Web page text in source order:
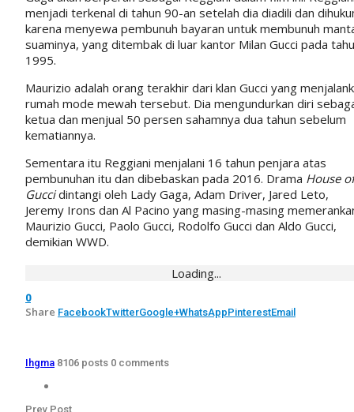
menjadi terkenal di tahun 90-an setelah dia diadili dan
karena menyewa pembunuh bayaran untuk membunuh
suaminya, yang ditembak di luar kantor Milan Gucci pada
1995.
Maurizio adalah orang terakhir dari klan Gucci yang
rumah mode mewah tersebut. Dia mengundurkan diri
ketua dan menjual 50 persen sahamnya dua tahun sebelum
kematiannya.
Sementara itu Reggiani menjalani 16 tahun penjara atas
pembunuhan itu dan dibebaskan pada 2016. Drama House of
Guccidintangi oleh Lady Gaga, Adam Driver, Jared Leto,
Jeremy Irons dan Al Pacino yang masing-masing
Maurizio Gucci, Paolo Gucci, Rodolfo Gucci dan Aldo Gucci,
demikian WWD.
Loading...
0
Share FacebookTwitterGoogle+WhatsAppPinterestEmail
Ihgma 8106 posts 0 comments
Prev Post